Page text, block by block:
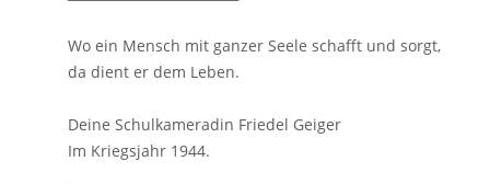
Wo ein Mensch mit ganzer Seele schafft und sorgt,
da dient er dem Leben.
Deine Schulkameradin Friedel Geiger
Im Kriegsjahr 1944.